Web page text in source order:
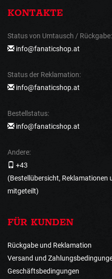
KONTAKTE
Status von Umtausch / Rückgabe:
info@fanaticshop.at
Status der Reklamation:
info@fanaticshop.at
Bestellstatus:
info@fanaticshop.at
Andere:
+43
(Bestellübersicht, Reklamationen
mitgeteilt)
FÜR KUNDEN
Rückgabe und Reklamation
Versand und
Geschäftsbedingungen